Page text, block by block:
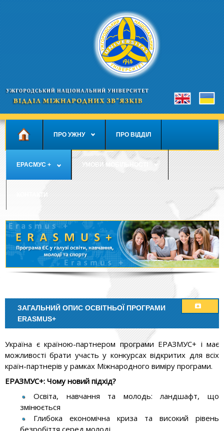
ПРО УЖНУ ПРО ВІДДІЛ
ЕРАСМУС + УМОВИ МОБІЛЬНОСТІ
КОНТАКТИ
ЗАГАЛЬНИЙ ОПИС ОСВІТНЬОЇ ПРОГРАМИ
ERASMUS+
Україна є країною-партнером програми ЕРАЗМУС+ і має
можливості брати участь у конкурсах відкритих для всіх
країн-партнерів у рамках Міжнародного виміру програми.
ЕРАЗМУС+: Чому новий підхід?
Освіта, навчання та молодь: ландшафт, що
змінюється
Глибока економічна криза та високий рівень